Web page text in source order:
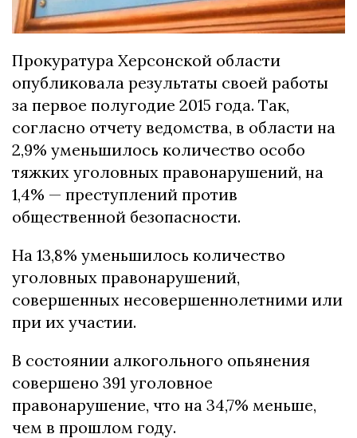
Прокуратура Херсонской области
опубликовала результаты своей работы
за первое полугодие 2015 года. Так,
согласно отчету ведомства, в области на
2,9% уменьшилось количество особо
тяжких уголовных правонарушений, на
1,4% — преступлений против
общественной безопасности.
На 13,8% уменьшилось количество
уголовных правонарушений,
совершенных несовершеннолетними или
при их участии.
В состоянии алкогольного опьянения
совершено 391 уголовное
правонарушение, что на 34,7% меньше,
чем в прошлом году.